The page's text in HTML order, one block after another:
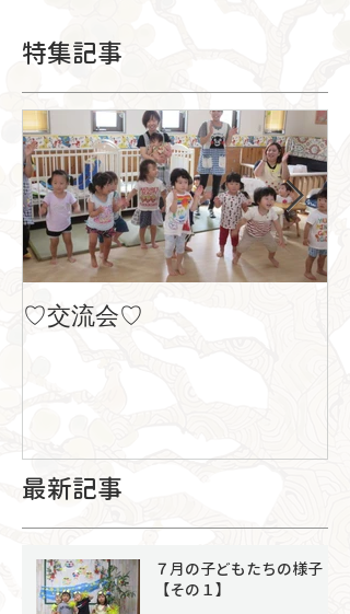
特集記事
♡交流会♡
最新記事
７月の子どもたちの様子
【その１】